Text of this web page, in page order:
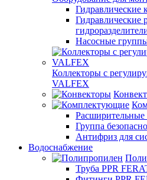
Гидравлические
Гидравлические
Насосные
Коллекторы с
VALFEX
Расширительные
Группа
Антифриз для
Водоснабжение
Труба PPR